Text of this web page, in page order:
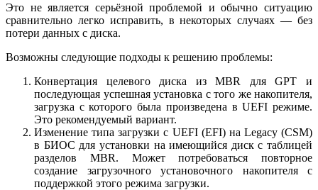
Это не является серьёзной проблемой и обычно ситуацию
сравнительно легко исправить, в некоторых случаях — без
потери данных с диска.
Возможны следующие подходы к решению проблемы:
Конвертация целевого диска из MBR для GPT и
последующая успешная установка с того же накопителя,
загрузка с которого была произведена в UEFI режиме.
Это рекомендуемый вариант.
Изменение типа загрузки с UEFI (EFI) на Legacy (CSM)
в БИОС для установки на имеющийся диск с таблицей
разделов MBR. Может потребоваться повторное
создание загрузочного установочного накопителя с
поддержкой этого режима загрузки.